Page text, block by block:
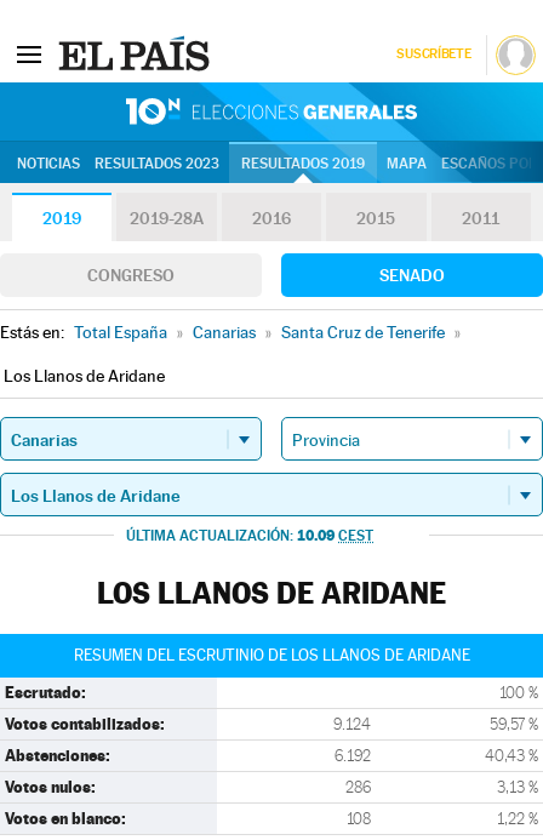
SUSCRÍBETE
NOTICIAS RESULTADOS 2023 RESULTADOS 2019 MAPA ESCAÑOS
2019 2019-28A 2016 2015 2011
CONGRESO SENADO
Estás en: Total España » Canarias » Santa Cruz de Tenerife »
Los Llanos de Aridane
ÚLTIMA ACTUALIZACIÓN: 10.09 CEST
LOS LLANOS DE ARIDANE
RESUMEN DEL ESCRUTINIO DE LOS LLANOS DE ARIDANE
Escrutado: 100 %
Votos contabilizados: 9.124 59,57 %
Abstenciones: 6.192 40,43 %
Votos nulos: 286 3,13 %
Votos en blanco: 108 1,22 %